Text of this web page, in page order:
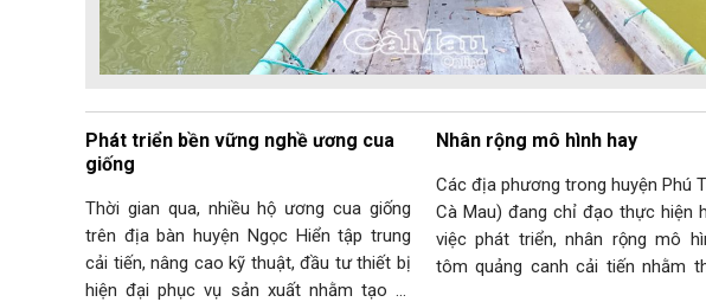
Phát triển bền vững nghề ương cua
giống
Thời gian qua, nhiều hộ ương cua giống
trên địa bàn huyện Ngọc Hiển tập trung
cải tiến, nâng cao kỹ thuật, đầu tư thiết bị
hiện đại phục vụ sản xuất nhằm tạo ra
Nhân rộng mô hình hay
Các địa phương trong huyện Phú
Cà Mau) đang chỉ đạo thực hiện
việc phát triển, nhân rộng mô
tôm quảng canh cải tiến nhằm